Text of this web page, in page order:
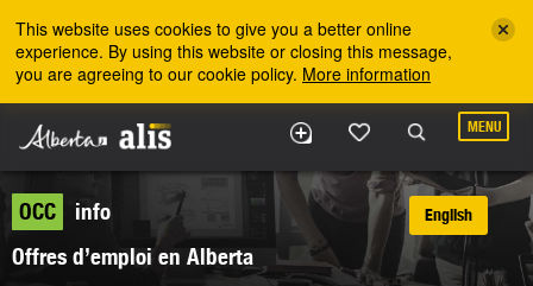
This website uses cookies to give you a better online
experience. By using this website or closing this message,
you are agreeing to our cookie policy. More information
MENU
OCC
info
Offres d’emploi en Alberta
English